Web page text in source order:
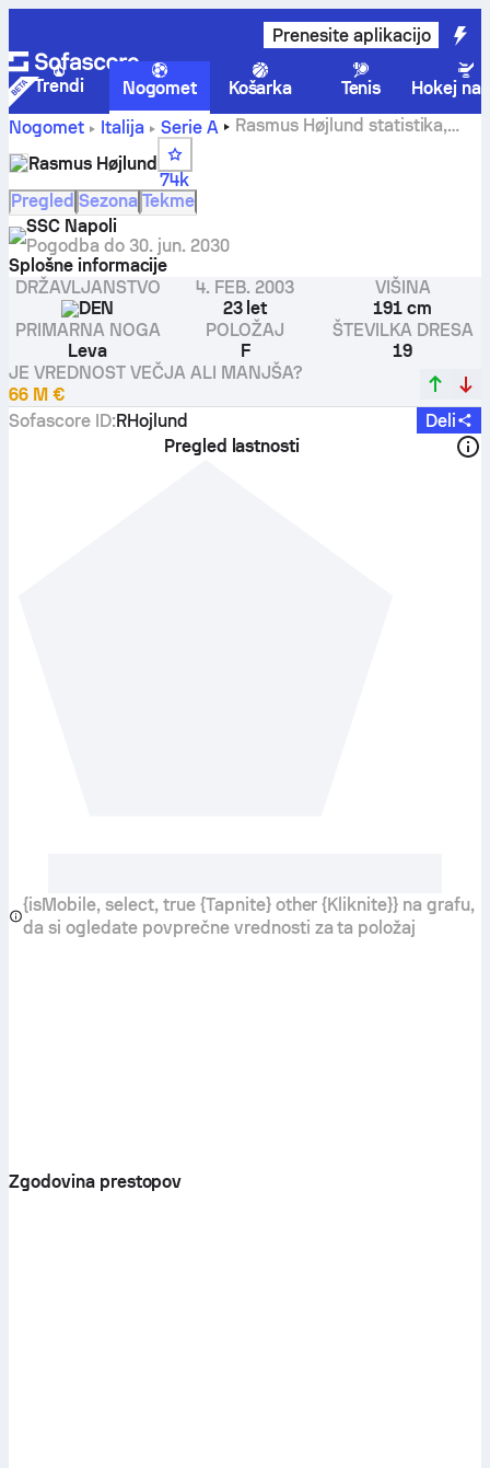
Prenesite aplikacijo
Trendi Nogomet Košarka Tenis
Hokej na
Nogomet
Italija Serie A
Rasmus Højlund statistika,
ocene in zadetki
Rasmus Højlund
74k
Pregled Sezona Tekme
SSC Napoli
Pogodba do 30. jun. 2030
Splošne informacije
DRŽAVLJANSTVO
DEN
4. FEB. 2003
23 let
VIŠINA
191 cm
PRIMARNA NOGA
Leva
POLOŽAJ
F
ŠTEVILKA DRESA
19
JE VREDNOST VEČJA ALI MANJŠA?
66 M €
Sofascore ID:RHojlund
Deli
Pregled lastnosti
{isMobile, select, true {Tapnite} other {Kliknite}} na grafu,
da si ogledate povprečne vrednosti za ta položaj
Zgodovina prestopov